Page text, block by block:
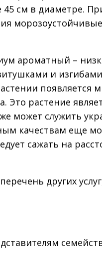
см в диаметре.
ароматный –
и
появляется
Это растение
может служить
качествам еще
сажать на
других